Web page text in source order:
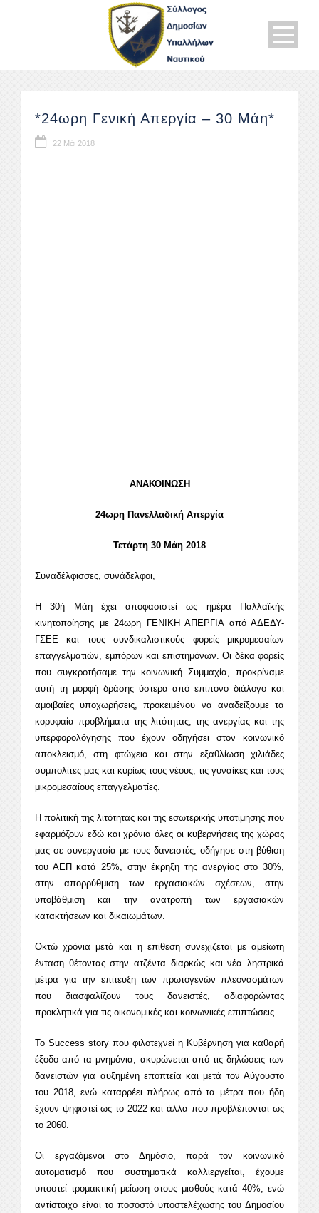
*24ωρη Γενική Απεργία – 30 Μάη*
22 Μάι 2018
ΑΝΑΚΟΙΝΩΣΗ
24ωρη Πανελλαδική Απεργία
Τετάρτη 30 Μάη 2018
Συναδέλφισσες, συνάδελφοι,
Η 30ή Μάη έχει αποφασιστεί ως ημέρα Παλλαϊκής
κινητοποίησης με 24ωρη ΓΕΝΙΚΗ ΑΠΕΡΓΙΑ από ΑΔΕΔΥ-
ΓΣΕΕ και τους συνδικαλιστικούς φορείς μικρομεσαίων
επαγγελματιών, εμπόρων και επιστημόνων. Οι δέκα φορείς
που συγκροτήσαμε την κοινωνική Συμμαχία, προκρίναμε
αυτή τη μορφή δράσης ύστερα από επίπονο διάλογο και
αμοιβαίες υποχωρήσεις, προκειμένου να αναδείξουμε τα
κορυφαία προβλήματα της λιτότητας, της ανεργίας και της
υπερφορολόγησης που έχουν οδηγήσει στον κοινωνικό
αποκλεισμό, στη φτώχεια και στην εξαθλίωση χιλιάδες
συμπολίτες μας και κυρίως τους νέους, τις γυναίκες και τους
μικρομεσαίους επαγγελματίες.
Η πολιτική της λιτότητας και της εσωτερικής υποτίμησης που
εφαρμόζουν εδώ και χρόνια όλες οι κυβερνήσεις της χώρας
μας σε συνεργασία με τους δανειστές, οδήγησε στη βύθιση
του ΑΕΠ κατά 25%, στην έκρηξη της ανεργίας στο 30%,
στην απορρύθμιση των εργασιακών σχέσεων, στην
υποβάθμιση και την ανατροπή των εργασιακών
κατακτήσεων και δικαιωμάτων.
Οκτώ χρόνια μετά και η επίθεση συνεχίζεται με αμείωτη
ένταση θέτοντας στην ατζέντα διαρκώς και νέα ληστρικά
μέτρα για την επίτευξη των πρωτογενών πλεονασμάτων
που διασφαλίζουν τους δανειστές, αδιαφορώντας
προκλητικά για τις οικονομικές και κοινωνικές επιπτώσεις.
Το Success story που φιλοτεχνεί η Κυβέρνηση για καθαρή
έξοδο από τα μνημόνια, ακυρώνεται από τις δηλώσεις των
δανειστών για αυξημένη εποπτεία και μετά τον Αύγουστο
του 2018, ενώ καταρρέει πλήρως από τα μέτρα που ήδη
έχουν ψηφιστεί ως το 2022 και άλλα που προβλέπονται ως
το 2060.
Οι εργαζόμενοι στο Δημόσιο, παρά τον κοινωνικό
αυτοματισμό που συστηματικά καλλιεργείται, έχουμε
υποστεί τρομακτική μείωση στους μισθούς κατά 40%, ενώ
αντίστοιχο είναι το ποσοστό υποστελέχωσης του Δημοσίου